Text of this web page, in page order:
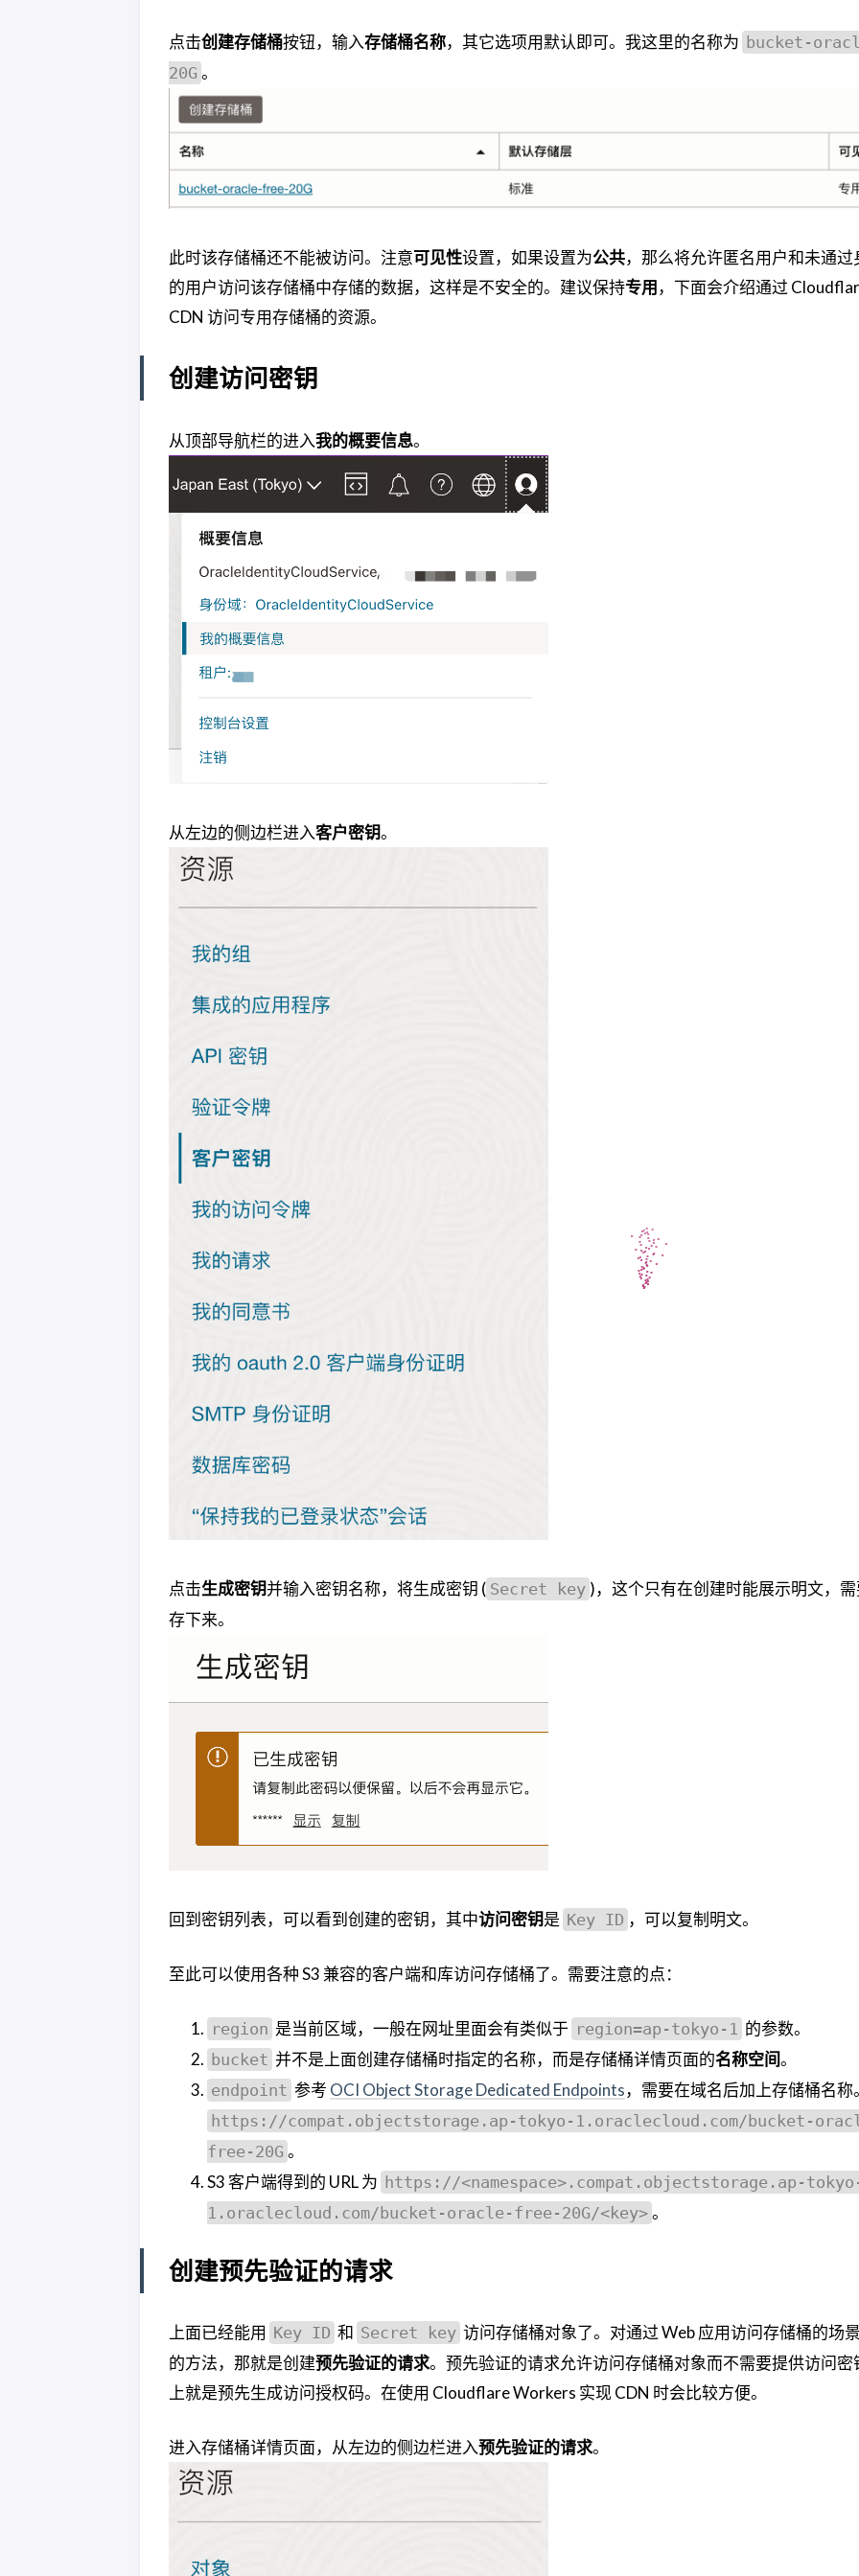
点击创建存储桶按钮，输入存储桶名称，其它选项用默认即可。我这里的名称为 bucket-
20G 。
此时该存储桶还不能被访问。注意可见性设置，如果设置为公共，那么将允许匿名用户和未通过
的用户访问该存储桶中存储的数据，这样是不安全的。建议保持专用，下面会介绍通过
CDN 访问专用存储桶的资源。
创建访问密钥
从顶部导航栏的进入我的概要信息。
从左边的侧边栏进入客户密钥。
点击生成密钥并输入密钥名称，将生成密钥 ( Secret key )，这个只有在创建时能展示明文，
存下来。
回到密钥列表，可以看到创建的密钥，其中访问密钥是 Key ID ，可以复制明文。
至此可以使用各种 S3 兼容的客户端和库访问存储桶了。需要注意的点：
region 是当前区域，一般在网址里面会有类似于 region=ap-tokyo-1 的参数。
bucket 并不是上面创建存储桶时指定的名称，而是存储桶详情页面的名称空间。
endpoint 参考 OCI Object Storage Dedicated Endpoints，需要在域名后加上存储桶名称
https://compat.objectstorage.ap-tokyo-1.oraclecloud.com/bucket-
free-20G 。
S3 客户端得到的 URL 为 https://<namespace>.compat.objectstorage.ap-
1.oraclecloud.com/bucket-oracle-free-20G/<key> 。
创建预先验证的请求
上面已经能用 Key ID 和 Secret key 访问存储桶对象了。对通过 Web 应用访问存储桶的场
的方法，那就是创建预先验证的请求。预先验证的请求允许访问存储桶对象而不需要提供访问密
上就是预先生成访问授权码。在使用 Cloudflare Workers 实现 CDN 时会比较方便。
进入存储桶详情页面，从左边的侧边栏进入预先验证的请求。